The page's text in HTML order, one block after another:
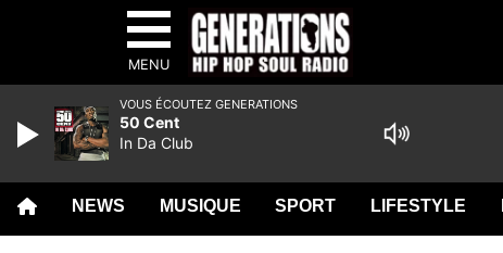
MENU
NEWS MUSIQUE SPORT LIFESTYLE
VOUS ÉCOUTEZ GENERATIONS
50 Cent
In Da Club